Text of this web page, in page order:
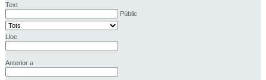
Text
Públic
Lloc
Anterior a